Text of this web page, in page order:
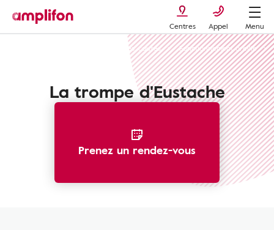
Centres Appel
Menu
La perte auditive : types, symptômes, causes
Fonctionnement oreille
La trompe d'Eustache
Prenez un rendez-vous